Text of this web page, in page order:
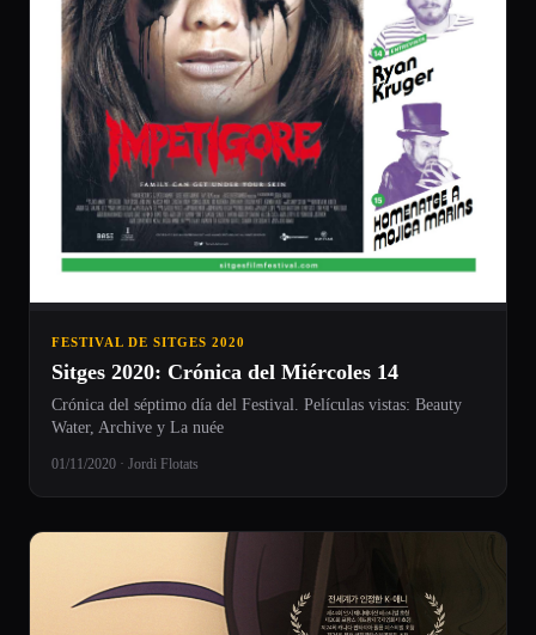
FESTIVAL DE SITGES 2020
Sitges 2020: Crónica del Miércoles 14
Crónica del séptimo día del Festival. Películas vistas: Beauty
Water, Archive y La nuée
01/11/2020 · Jordi Flotats